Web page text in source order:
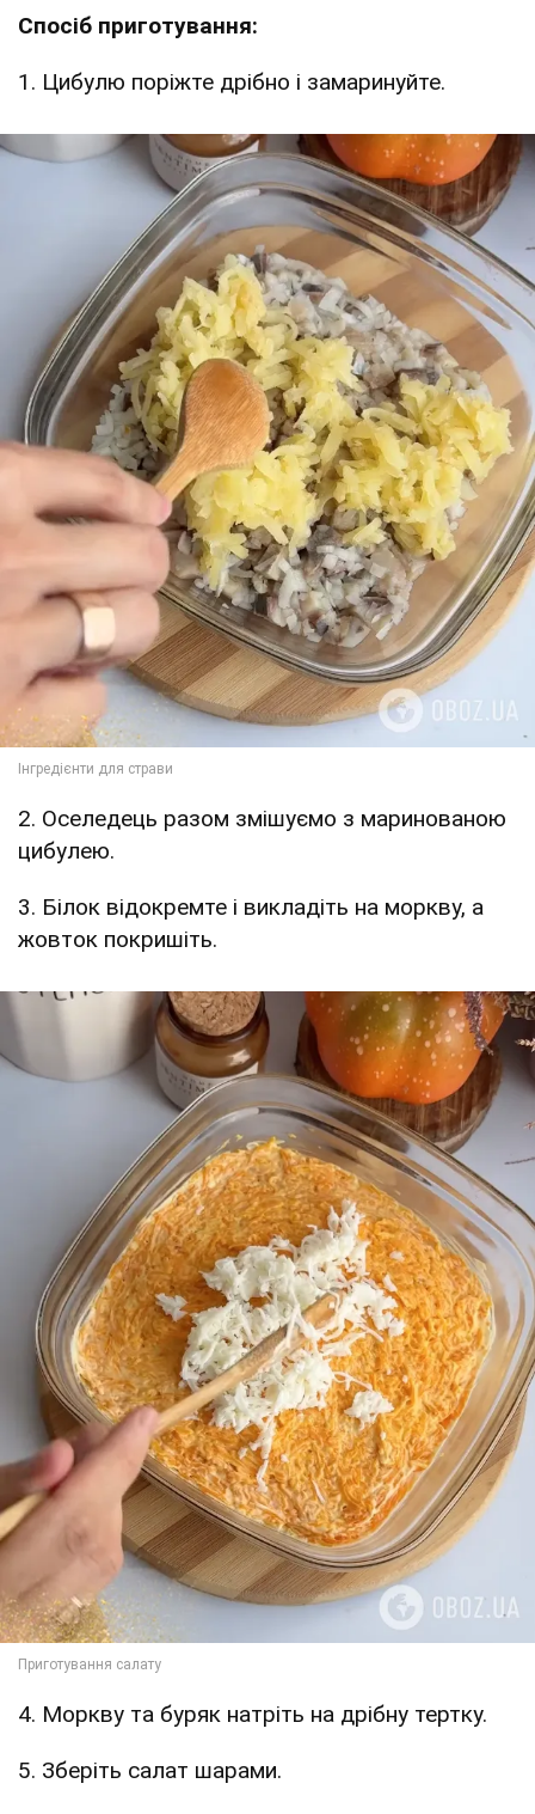
Спосіб приготування:
1. Цибулю поріжте дрібно і замаринуйте.
2. Оселедець разом змішуємо з маринованою
цибулею.
3. Білок відокремте і викладіть на моркву, а
жовток покришіть.
4. Моркву та буряк натріть на дрібну тертку.
5. Зберіть салат шарами.